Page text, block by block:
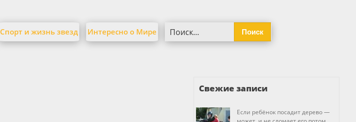
Спорт и жизнь звезд Интересно о Мире
Свежие записи
Если ребёнок посадит дерево —